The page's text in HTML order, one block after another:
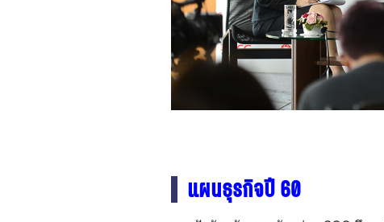
แผนธุรกิจปี 60